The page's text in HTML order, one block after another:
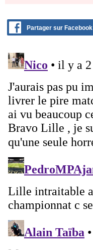
Partager sur Facebook